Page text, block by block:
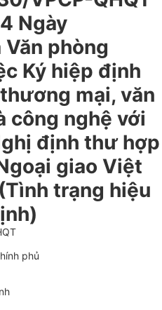
Ngày
phòng
Ký hiệp định
mại, văn
công nghệ với
định thư hợp
giao Việt
trạng hiệu
phủ